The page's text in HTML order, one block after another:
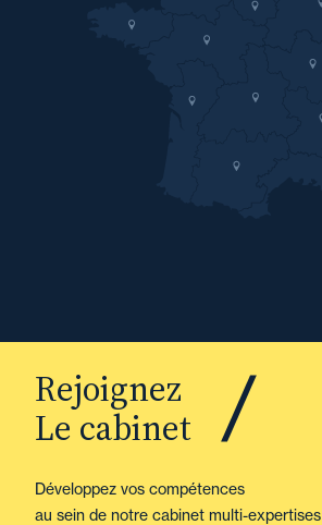
Rejoignez
Le cabinet
Développez vos compétences
au sein de notre cabinet multi-expertises